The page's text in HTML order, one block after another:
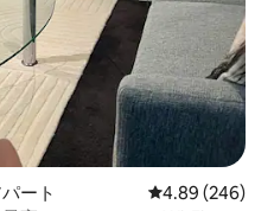
ート レビュー246
4.89 (246)